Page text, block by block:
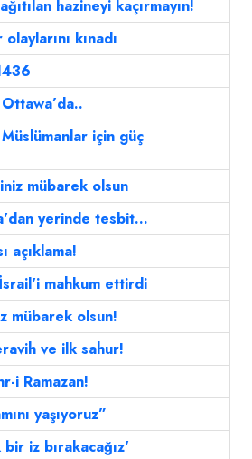
hazineyi kaçırmayın!
kınadı
için güç
mübarek olsun
yerinde tesbit...
açıklama!
mahkum ettirdi
mübarek olsun!
ve ilk sahur!
i Ramazan!
yaşıyoruz”
iz bırakacağız'